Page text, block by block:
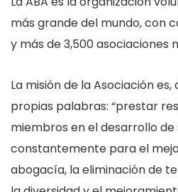
más grande del mundo, con
y más de 3,500 asociaciones
La misión de la Asociación es,
propias palabras: “prestar
miembros en el desarrollo
constantemente para el
abogacía, la eliminación de